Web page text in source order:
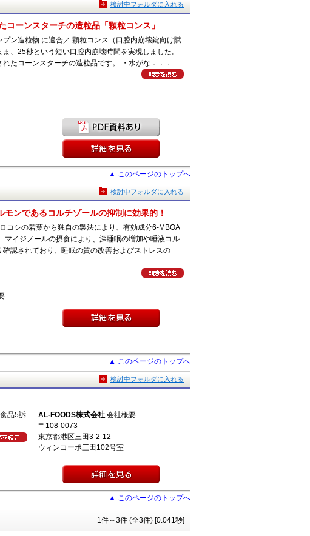
ーンスターチの造粒品「顆粒コンス」
ン造粒物 に適合／ 顆粒コンス（口腔内崩壊錠向け賦
、25秒という短い口腔内崩壊時間を実現しました。
たコーンスターチの造粒品です。 ・水がな．．．
検討中フォルダに入れる
▲ このページのトップへ
ンであるコルチゾールの抑制に効果的！
コシの若葉から独自の製法により、有効成分6-MBOA
マイジノールの摂食により、深睡眠の増加や唾液コル
認されており、睡眠の質の改善およびストレスの
検討中フォルダに入れる
▲ このページのトップへ
品5訴
AL-FOODS株式会社 会社概要
〒108-0073
東京都港区三田3-2-12
ウィンコーポ三田102号室
検討中フォルダに入れる
▲ このページのトップへ
1件～3件 (全3件) [0.041秒]